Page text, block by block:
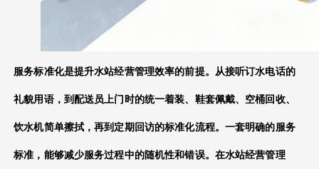
服务标准化是提升水站经营管理效率的前提。从接听订水电话的
礼貌用语，到配送员上门时的统一着装、鞋套佩戴、空桶回收、
饮水机简单擦拭，再到定期回访的标准化流程。一套明确的服务
标准，能够减少服务过程中的随机性和错误。在水站经营管理